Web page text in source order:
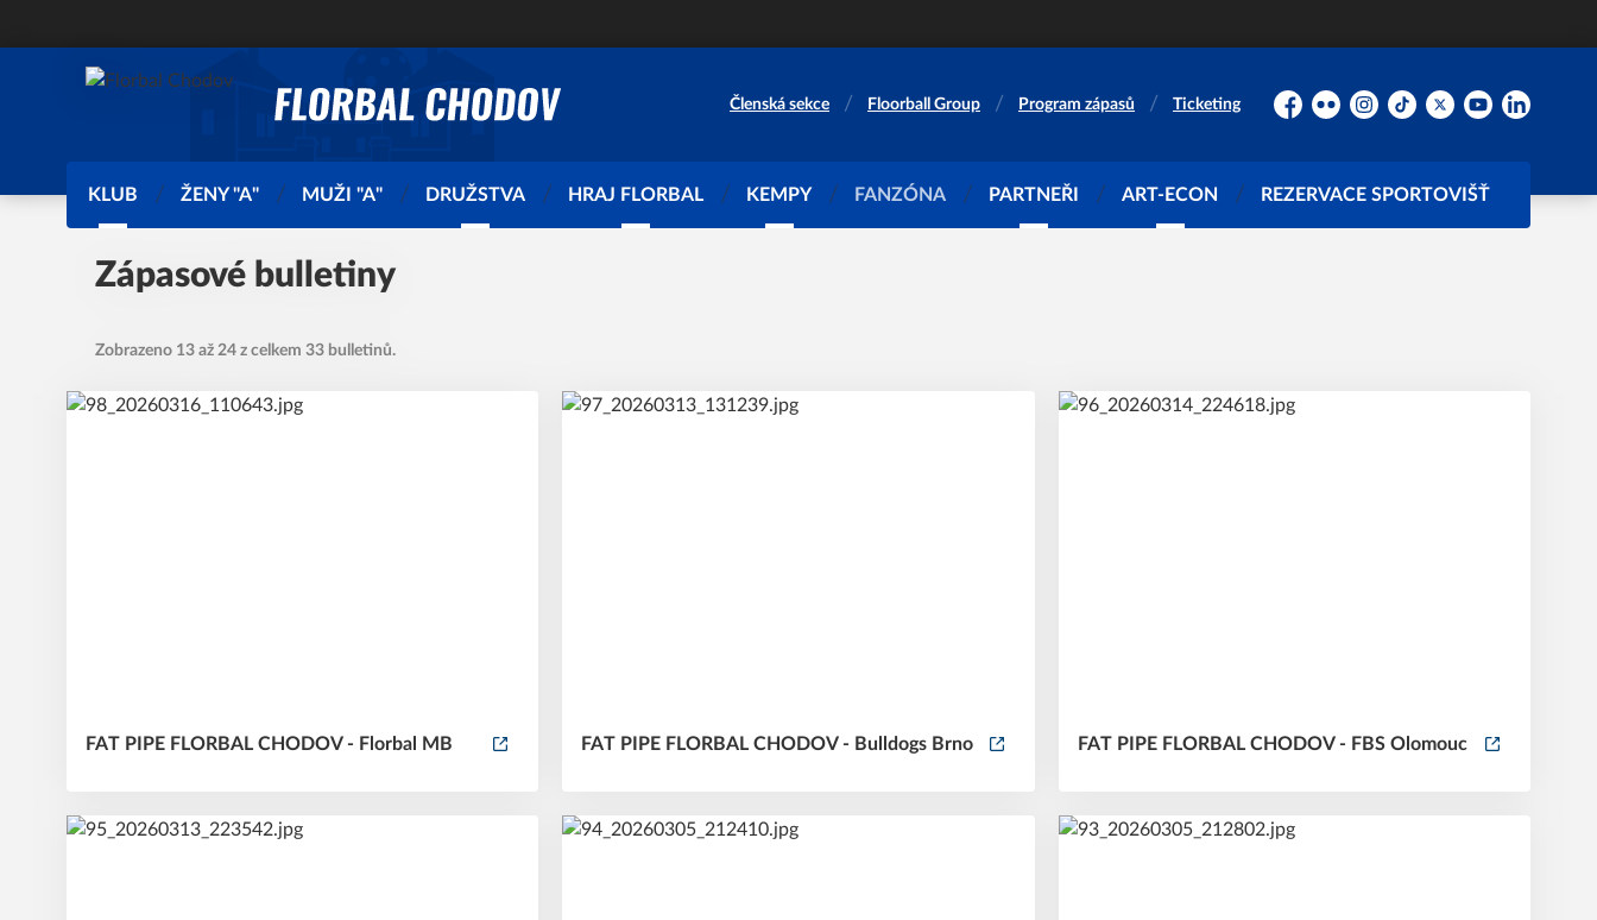
Členská sekce Floorball Group Program zápasů Ticketing
Facebook
FlickrInstagram
TikTokPlatform X
YouTubeLinkedIn
KLUB ŽENY "A" MUŽI "A" DRUŽSTVA HRAJ FLORBAL KEMPY FANZÓNA PARTNEŘI ART-ECON REZERVACE SPORTOVIŠŤ
Zápasové bulletiny
Zobrazeno 13 až 24 z celkem 33 bulletinů.
FAT PIPE FLORBAL CHODOV - Florbal MB FAT PIPE FLORBAL CHODOV - Bulldogs Brno FAT PIPE FLORBAL CHODOV - FBS Olomouc